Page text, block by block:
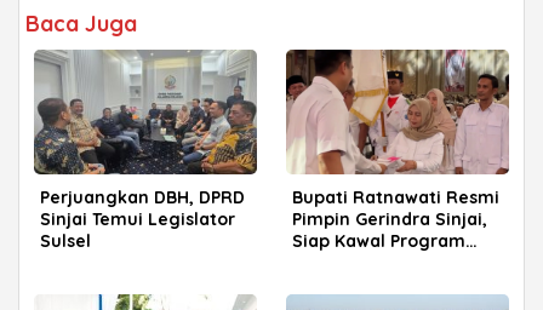
Baca Juga
Perjuangkan DBH, DPRD
Sinjai Temui Legislator
Sulsel
Bupati Ratnawati Resmi
Pimpin Gerindra Sinjai,
Siap Kawal Program